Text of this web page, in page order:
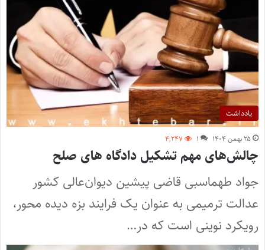
یادداشت
۲۵ بهمن ۱۴۰۴ ۱ ۴,۲۴۷
چالش‌های مهم تشکیل دادگاه های صلح
جواد طهماسبی قاضی پیشین دیوان‌­عالی کشور
عدالت ترمیمی به عنوان یک فرایند بزه دیده محور،
رویکرد نوینی است که در…